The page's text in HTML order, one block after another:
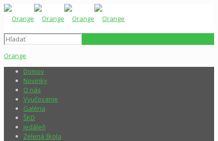
Orange
Domov
Novinky
O nás
Vyučovanie
Galéria
ŠKD
Jedáleň
Zelená škola